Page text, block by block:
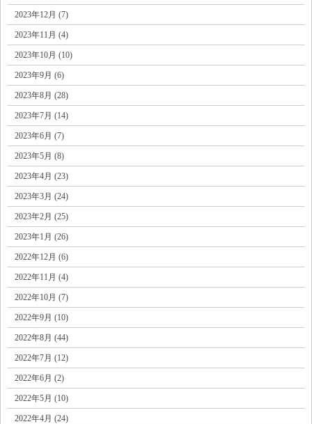
2023年12月 (7)
2023年11月 (4)
2023年10月 (10)
2023年9月 (6)
2023年8月 (28)
2023年7月 (14)
2023年6月 (7)
2023年5月 (8)
2023年4月 (23)
2023年3月 (24)
2023年2月 (25)
2023年1月 (26)
2022年12月 (6)
2022年11月 (4)
2022年10月 (7)
2022年9月 (10)
2022年8月 (44)
2022年7月 (12)
2022年6月 (2)
2022年5月 (10)
2022年4月 (24)